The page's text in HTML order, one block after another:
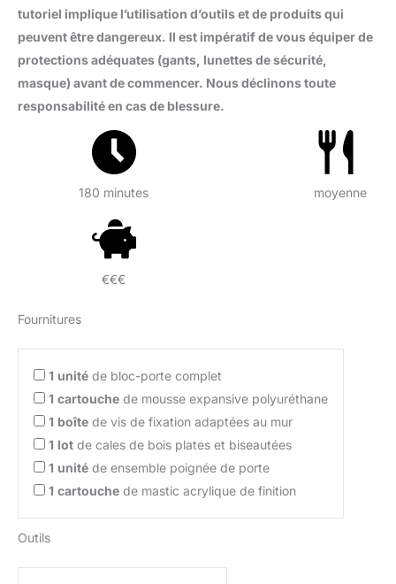
tutoriel implique l’utilisation d’outils et de produits qui
peuvent être dangereux. Il est impératif de vous équiper de
protections adéquates (gants, lunettes de sécurité,
masque) avant de commencer. Nous déclinons toute
responsabilité en cas de blessure.
180 minutes moyenne
€€€
Fournitures
1 unité de bloc-porte complet
1 cartouche de mousse expansive polyuréthane
1 boîte de vis de fixation adaptées au mur
1 lot de cales de bois plates et biseautées
1 unité de ensemble poignée de porte
1 cartouche de mastic acrylique de finition
Outils